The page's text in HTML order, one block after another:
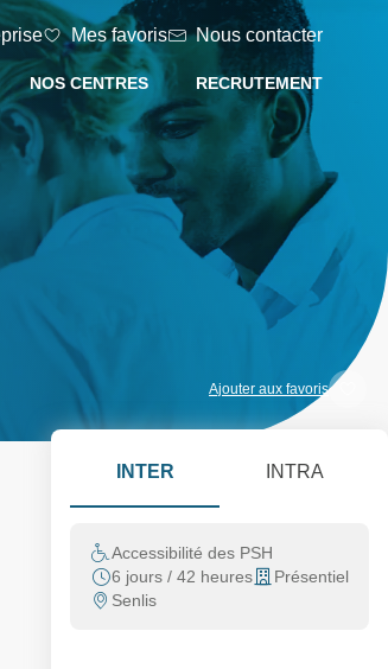
Mes favoris Nous contacter
NOS CENTRES RECRUTEMENT
Ajouter aux favoris
INTER INTRA
Accessibilité des PSH
6 jours / 42 heures
Présentiel
Senlis